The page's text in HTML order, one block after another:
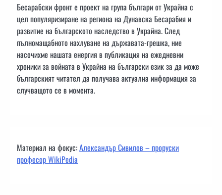
Бесарабски фронт е проект на група българи от Украйна с
цел популяризиране на региона на Дунавска Бесарабия и
развитие на българското наследство в Украйна. След
пълномащабното нахлуване на държавата-грешка, ние
насочихме нашата енергия в публикация на ежедневни
хроники за войната в Украйна на български език за да може
българският читател да получава актуална информация за
случващото се в момента.
Материал на фокус:Александър Сивилов – проруски
професор WikiPedia